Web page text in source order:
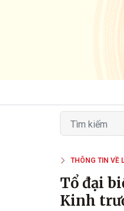
THÔNG TIN VỀ
Tổ đại
Kinh